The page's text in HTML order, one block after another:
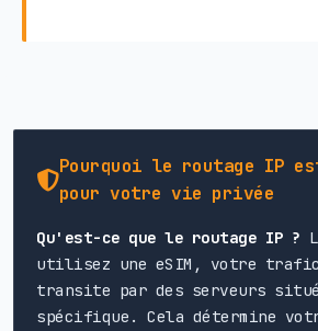
Pourquoi le routage IP
pour votre vie privée
Qu'est-ce que le routage IP ?
utilisez une eSIM, votre
transite par des serveurs
spécifique. Cela détermine